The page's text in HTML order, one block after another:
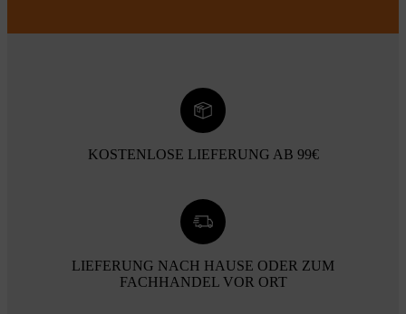
KOSTENLOSE LIEFERUNG AB 99€
LIEFERUNG NACH HAUSE ODER ZUM
FACHHANDEL VOR ORT